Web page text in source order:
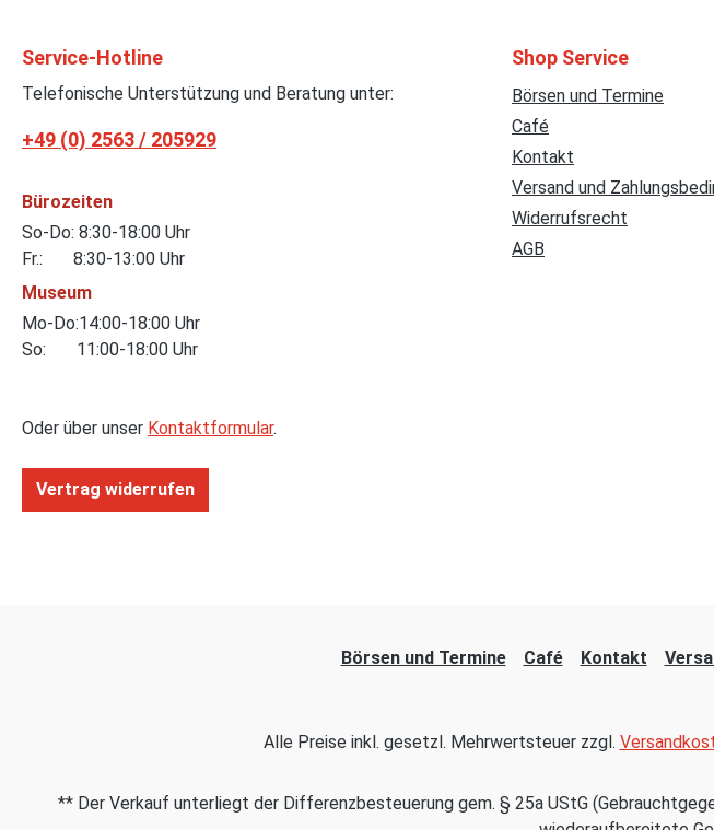
Service-Hotline
Telefonische Unterstützung und Beratung unter:
+49 (0) 2563 / 205929
Bürozeiten
So-Do: 8:30-18:00 Uhr
Fr.: 8:30-13:00 Uhr
Museum
Mo-Do:14:00-18:00 Uhr
So: 11:00-18:00 Uhr
Oder über unser Kontaktformular.
Vertrag widerrufen
Shop Service
Börsen und Termine
Café
Kontakt
Versand und
Widerrufsrecht
AGB
Börsen und Termine Café Kontakt
Alle Preise inkl. gesetzl. Mehrwertsteuer zzgl.
** Der Verkauf unterliegt der Differenzbesteuerung gem. § 25a UStG